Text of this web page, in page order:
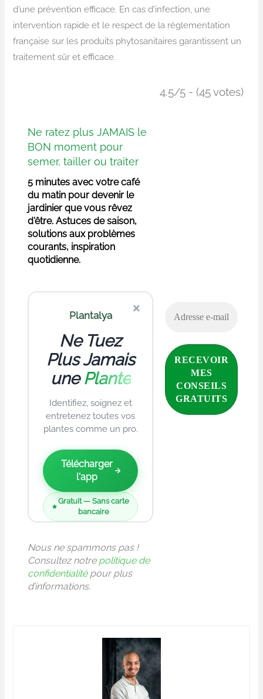
d’une prévention efficace. En cas d’infection, une
intervention rapide et le respect de la réglementation
française sur les produits phytosanitaires garantissent un
traitement sûr et efficace.
4.5/5 - (45 votes)
Ne ratez plus JAMAIS le
BON moment pour
semer, tailler ou traiter
5 minutes avec votre café
du matin pour devenir le
jardinier que vous rêvez
d'être. Astuces de saison,
solutions aux problèmes
courants, inspiration
quotidienne.
×
Plantalya
Ne Tuez
Plus Jamais
unePlante
Identifiez, soignez et
entretenez toutes vos
plantes comme un pro.
Télécharger
l'app
Gratuit — Sans carte
bancaire
Nous ne spammons pas !
Consultez notre politique de
confidentialitépour plus
d’informations.